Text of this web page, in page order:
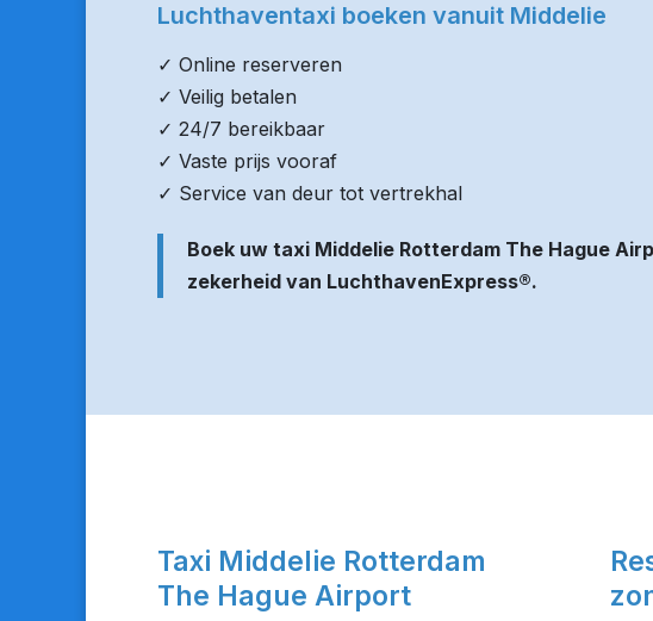
Luchthaventaxi boeken vanuit Middelie
✓ Online reserveren
✓ Veilig betalen
✓ 24/7 bereikbaar
✓ Vaste prijs vooraf
✓ Service van deur tot vertrekhal
Boek uw taxi Middelie Rotterdam The Hague
zekerheid van LuchthavenExpress®.
Taxi Middelie Rotterdam
The Hague Airport